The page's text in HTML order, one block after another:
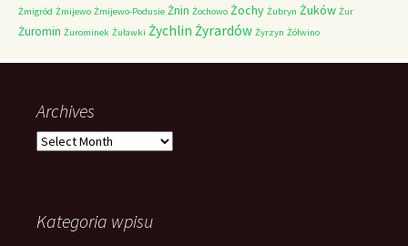
Żmigród Żmijewo Żmijewo-Podusie Żnin Żochowo Żochy Żubryn Żuków Żur
Żuromin Żurominek Żuławki Żychlin Żyrardów Żyrzyn Żółwino
Archives
Archives
Kategoria wpisu